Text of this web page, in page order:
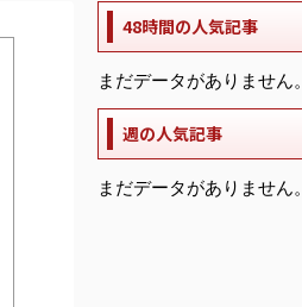
48時間の人気記事
まだデータがありません。
週の人気記事
まだデータがありません。